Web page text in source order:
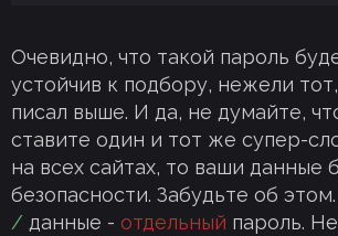
Очевидно, что такой пароль
устойчив к подбору, нежели
писал выше. И да, не думайте,
ставите один и тот же супер-
на всех сайтах, то ваши данные
безопасности. Забудьте об
/ данные - отдельный пароль.